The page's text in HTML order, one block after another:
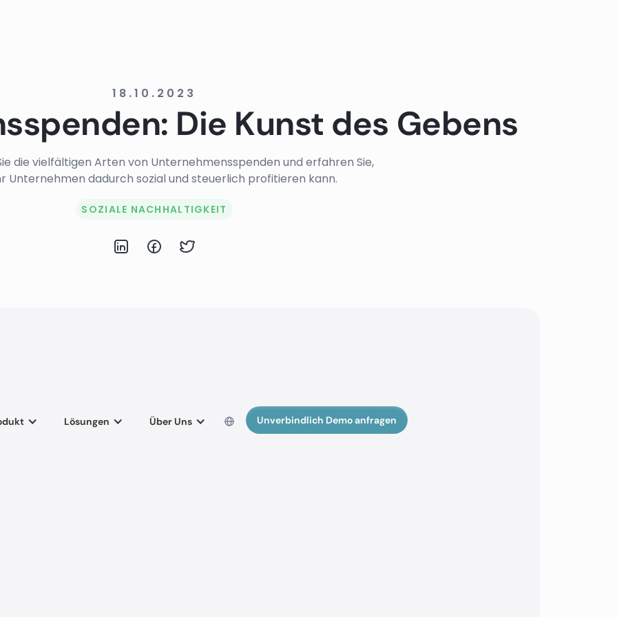
Lösungen Über Uns Unverbindlich Demo anfragen
18.10.2023
Die Kunst des Gebens
die vielfältigen Arten von Unternehmensspenden und erfahren Sie,
Unternehmen dadurch sozial und steuerlich profitieren kann.
SOZIALE NACHHALTIGKEIT